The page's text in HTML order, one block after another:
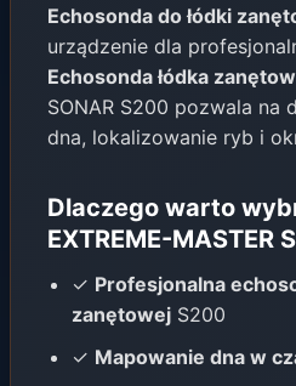
Echosonda do łódki
urządzenie dla
Echosonda łódka
SONAR S200 pozwala na
dna, lokalizowanie ryb i
Dlaczego warto
EXTREME-MASTER
✓ Profesjonalna
zanętowej S200
✓ Mapowanie dna w